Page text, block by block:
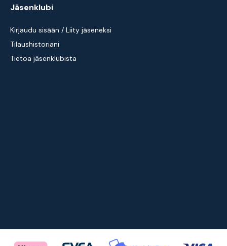
Jäsenklubi
Kirjaudu sisään / Liity jäseneksi
Tilaushistoriani
Tietoa jäsenklubista